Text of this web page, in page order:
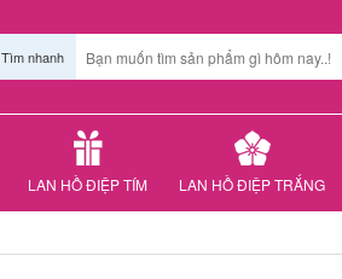
Tìm nhanh
LAN HỒ ĐIỆP TÍM LAN HỒ ĐIỆP TRẮNG